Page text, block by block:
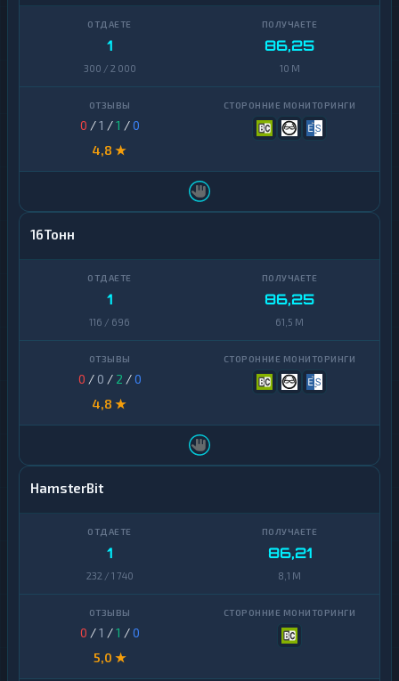
1
300 / 2 000
86,25
10 M
0 /1 /1 /0
4,8 ★
16Тонн
1
116 / 696
86,25
61,5 M
0 / 0 / 2 /0
4,8 ★
HamsterBit
1
232 / 1 740
86,21
8,1 M
0 /1 /1 /0
5,0 ★